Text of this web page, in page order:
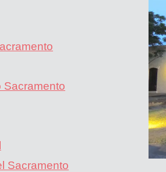
Sacramento
Sacramento